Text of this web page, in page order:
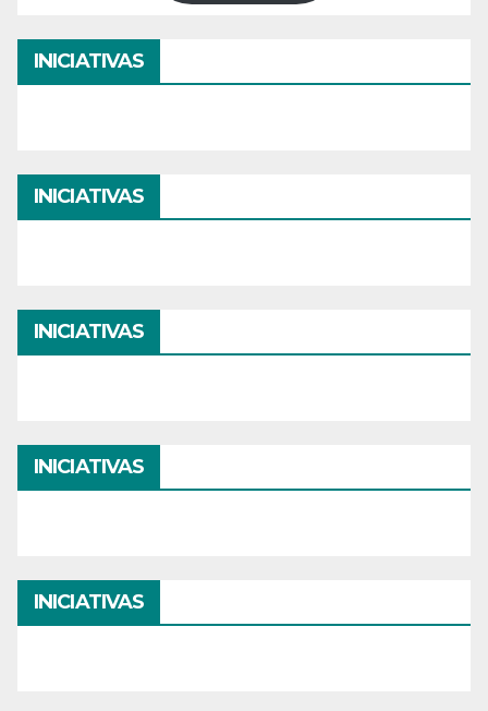
INICIATIVAS
INICIATIVAS
INICIATIVAS
INICIATIVAS
INICIATIVAS